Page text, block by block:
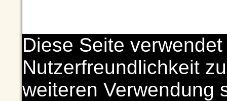
Diese Seite
Nutzerfreundlichkeit
weiteren Verwendung